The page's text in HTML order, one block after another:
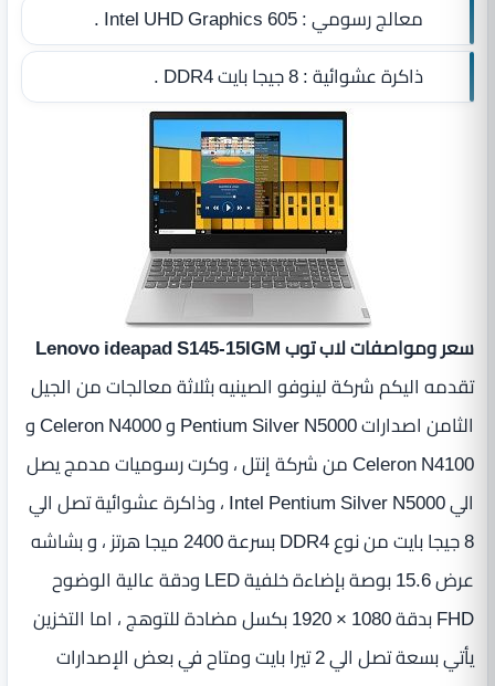
معالج رسومي :Intel UHD Graphics 605 .
ذاكرة عشوائية :8 جيجا بايت DDR4‏ .
سعر ومواصفات لاب توب Lenovo ideapad S145-15IGM
تقدمه اليكم شركة لينوفو الصينيه بثلاثة معالجات من الجيل
الثامن اصدارات Pentium Silver N5000 و Celeron N4000 و
Celeron N4100 من شركة إنتل ، وكرت رسوميات مدمج يصل
الي Intel Pentium Silver N5000 ، وذاكرة عشوائية تصل الي
8 جيجا بايت من نوع DDR4 بسرعة 2400 ميجا هرتز ، و بشاشه
عرض 15.6 بوصة بإضاءة خلفية LED ودقة عالية الوضوح
FHD بدقة 1080 × 1920 بكسل مضادة للتوهج ، اما التخزين
يأتي بسعة تصل الي 2 تيرا بايت ومتاح في بعض الإصدارات